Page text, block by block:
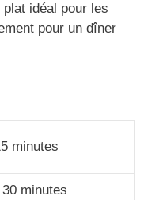
idéal pour les
pour un dîner
minutes
minutes